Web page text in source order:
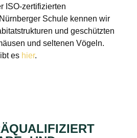
ISO-zertifizierten
Schule kennen wir
und geschützten
und seltenen Vögeln.
es hier.